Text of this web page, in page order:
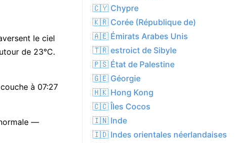
le ciel
de 23°C.
à 07:27
—
🇨🇾 Chypre
🇰🇷 Corée (République de)
🇦🇪 Émirats Arabes Unis
🇹🇷 estroict de Sibyle
🇵🇸 État de Palestine
🇬🇪 Géorgie
🇭🇰 Hong Kong
🇨🇨 Îles Cocos
🇮🇳 Inde
🇮🇩 Indes orientales néerlandaises